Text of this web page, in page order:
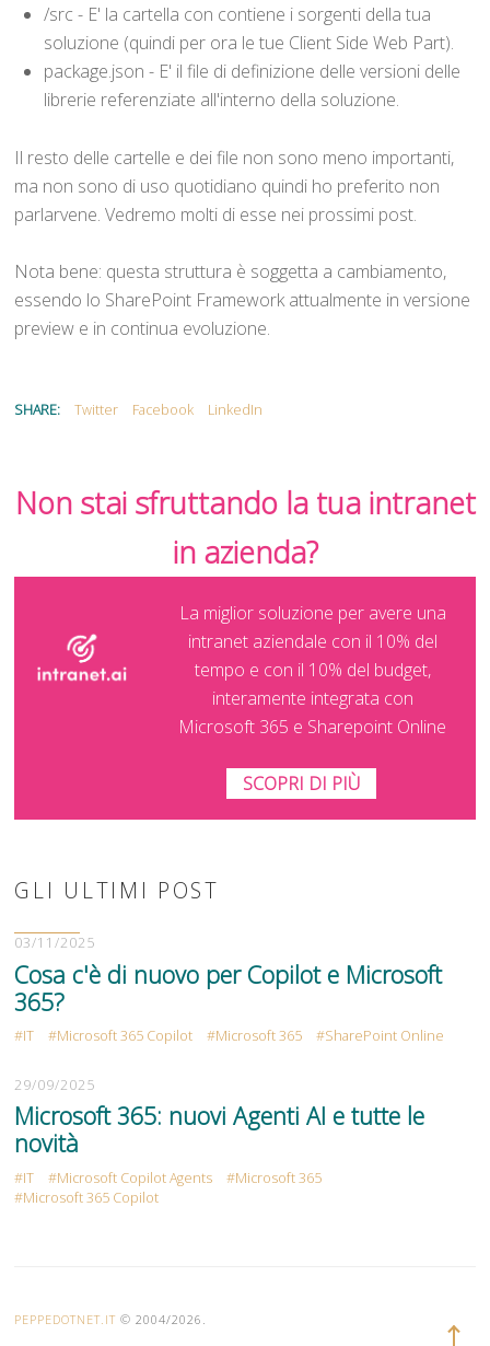
/src - E' la cartella con contiene i sorgenti della tua
soluzione (quindi per ora le tue Client Side Web Part).
package.json - E' il file di definizione delle versioni delle
librerie referenziate all'interno della soluzione.
Il resto delle cartelle e dei file non sono meno importanti,
ma non sono di uso quotidiano quindi ho preferito non
parlarvene. Vedremo molti di esse nei prossimi post.
Nota bene: questa struttura è soggetta a cambiamento,
essendo lo SharePoint Framework attualmente in versione
preview e in continua evoluzione.
SHARE: Twitter Facebook LinkedIn
Non stai sfruttando la tua intranet
in azienda?
La miglior soluzione per avere una
intranet aziendale con il 10% del
tempo e con il 10% del budget,
interamente integrata con
Microsoft 365 e Sharepoint Online
SCOPRI DI PIÙ
GLI ULTIMI POST
03/11/2025
Cosa c'è di nuovo per Copilot e Microsoft
365?
IT Microsoft 365 Copilot Microsoft 365 SharePoint Online
29/09/2025
Microsoft 365: nuovi Agenti AI e tutte le
novità
IT Microsoft Copilot Agents
Microsoft 365
Microsoft 365 Copilot
PEPPEDOTNET.IT © 2004/2026.
Torna